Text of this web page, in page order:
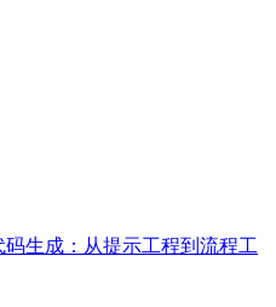
码生成：从提示工程到流程工